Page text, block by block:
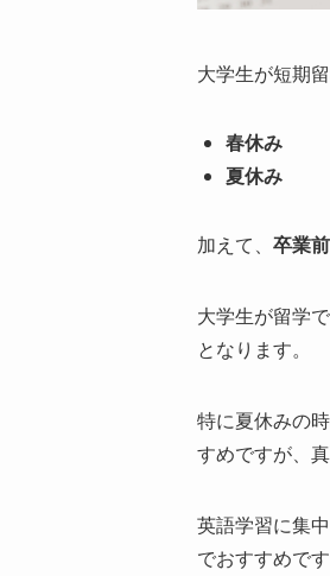
大学生が短期
春休み
夏休み
加えて、 卒業前
大学生が留学
となります。
特に夏休みの
すめですが、
英語学習に集
でおすすめです